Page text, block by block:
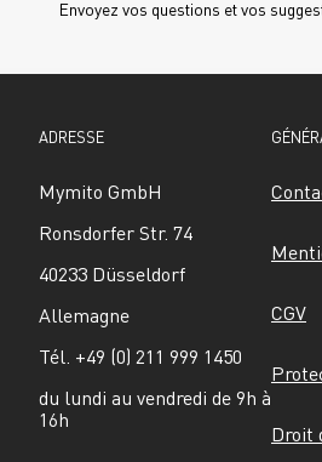
Envoyez vos questions et vos
ADRESSE
Mymito GmbH
Ronsdorfer Str. 74
40233 Düsseldorf
Allemagne
Tél. +49 (0) 211 999 1450
du lundi au vendredi de 9h à
16h
CGV
Droit